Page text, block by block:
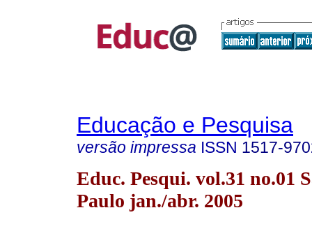
Educação e Pesquisa
versão impressa ISSN 1517-
Educ. Pesqui. vol.31 no.01
Paulo jan./abr. 2005